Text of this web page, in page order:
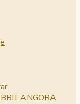
ANGORA